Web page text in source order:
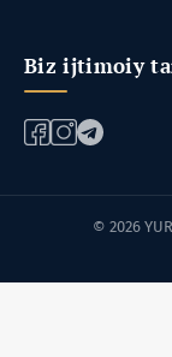
Biz ijtimoiy
© 2026